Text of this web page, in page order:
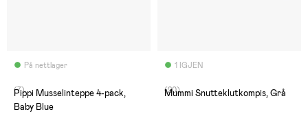
På nettlager
(7)
Pippi Musselinteppe 4-pack,
Baby Blue
1 IGJEN
(20)
Mummi Snutteklutkompis, Grå